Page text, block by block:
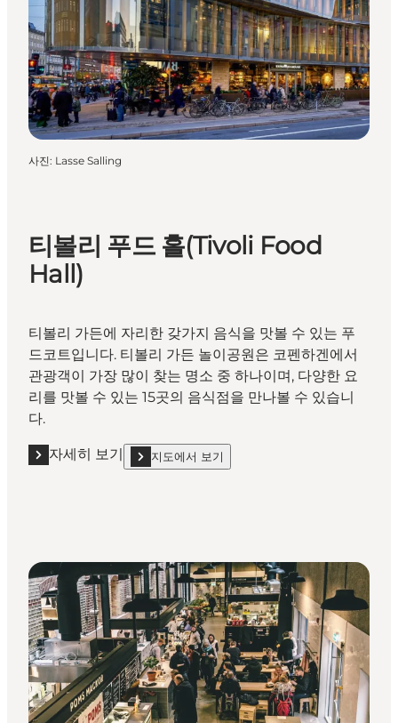
사진: Lasse Salling
티볼리 푸드 홀(Tivoli Food
Hall)
티볼리 가든에 자리한 갖가지 음식을 맛볼 수 있는 푸
드코트입니다. 티볼리 가든 놀이공원은 코펜하겐에서
관광객이 가장 많이 찾는 명소 중 하나이며, 다양한 요
리를 맛볼 수 있는 15곳의 음식점을 만나볼 수 있습니
다.
자세히 보기
자세히 보기 "티볼리 푸드 홀(Tivoli Food Hall)"
지도에서 보기
show 티볼리 푸드 홀(Tivoli Food Hall) on_map